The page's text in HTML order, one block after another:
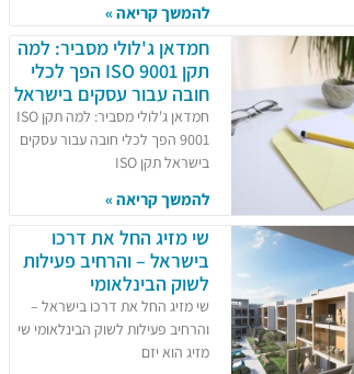
להמשך קריאה »
חמדאן ג'לולי מסביר: למה
תקן ISO 9001 הפך לכלי
חובה עבור עסקים בישראל
חמדאן ג'לולי מסביר: למה תקן ISO
9001 הפך לכלי חובה עבור עסקים
בישראל תקן ISO
להמשך קריאה »
שי מזיג החל את דרכו
בישראל – והרחיב פעילות
לשוק הבינלאומי
שי מזיג החל את דרכו בישראל –
והרחיב פעילות לשוק הבינלאומי שי
מזיג הוא יזם